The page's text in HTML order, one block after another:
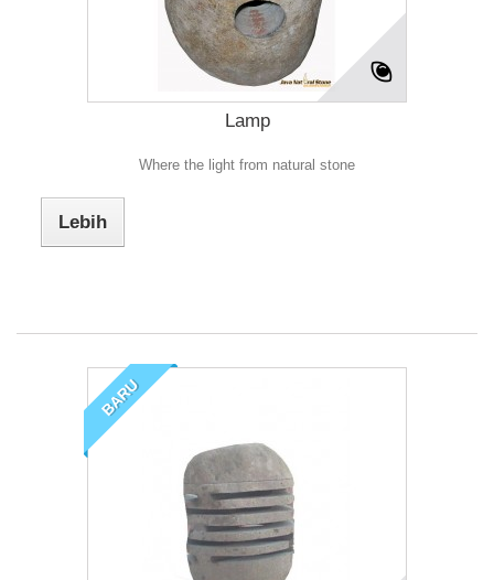
Lamp
Where the light from natural stone
Lebih
BARU